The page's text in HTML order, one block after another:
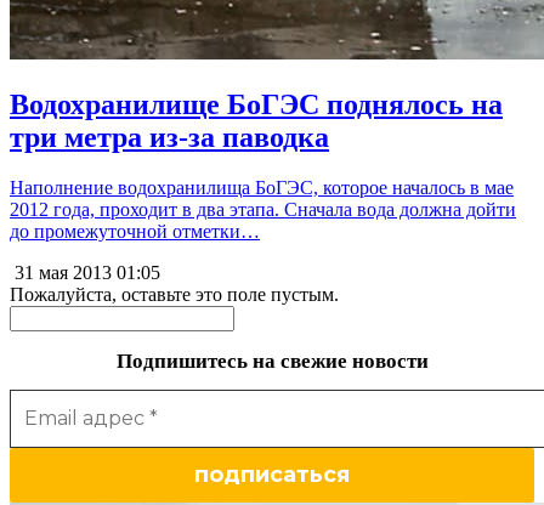
Водохранилище БоГЭС поднялось на
три метра из-за паводка
Наполнение водохранилища БоГЭС, которое началось в мае
2012 года, проходит в два этапа. Сначала вода должна дойти
до промежуточной отметки…
31 мая 2013 01:05
Пожалуйста, оставьте это поле пустым.
Подпишитесь на свежие новости